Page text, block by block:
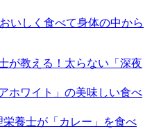
いしく食べて身体の中から
が教える！太らない「深夜
ホワイト」の美味しい食べ
栄養士が「カレー」を食べ